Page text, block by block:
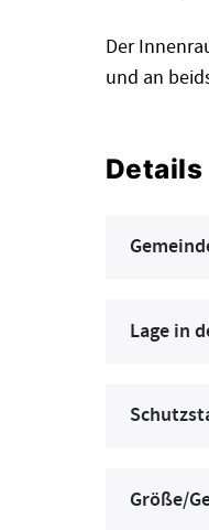
Der
und an
Details
Lage in
Größe/